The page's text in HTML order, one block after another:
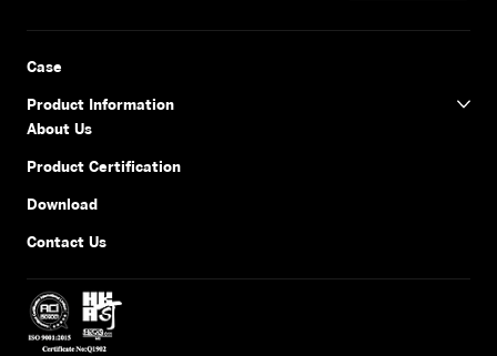
Case
Product Information
About Us
Product Certification
Download
Contact Us